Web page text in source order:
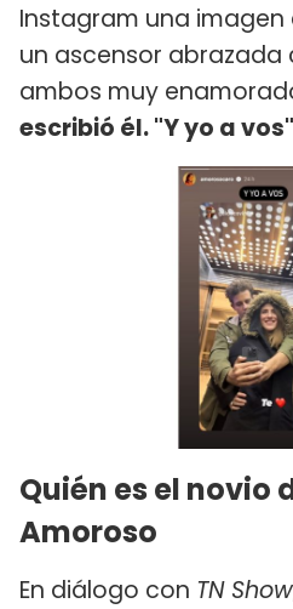
Instagram una imagen
un ascensor abrazada
ambos muy
escribió él. "Y yo a
Quién es el novio
Amoroso
En diálogo con TN Show